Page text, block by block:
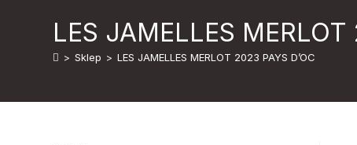
LES JAMELLES MERLOT
> Sklep > LES JAMELLES MERLOT 2023 PAYS D’OC